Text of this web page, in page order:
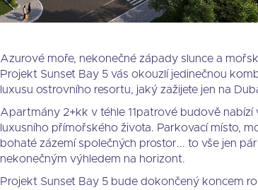
Azurové moře, nekonečné západy slunce a
Projekt Sunset Bay 5 vás okouzlí jedinečnou
luxusu ostrovního resortu, jaký zažijete jen na
Apartmány 2+kk v téhle 11patrové budově nabízí
luxusního přímořského života. Parkovací místo,
bohaté zázemí společných prostor... to vše jen
nekonečným výhledem na horizont.
Projekt Sunset Bay 5 bude dokončený koncem